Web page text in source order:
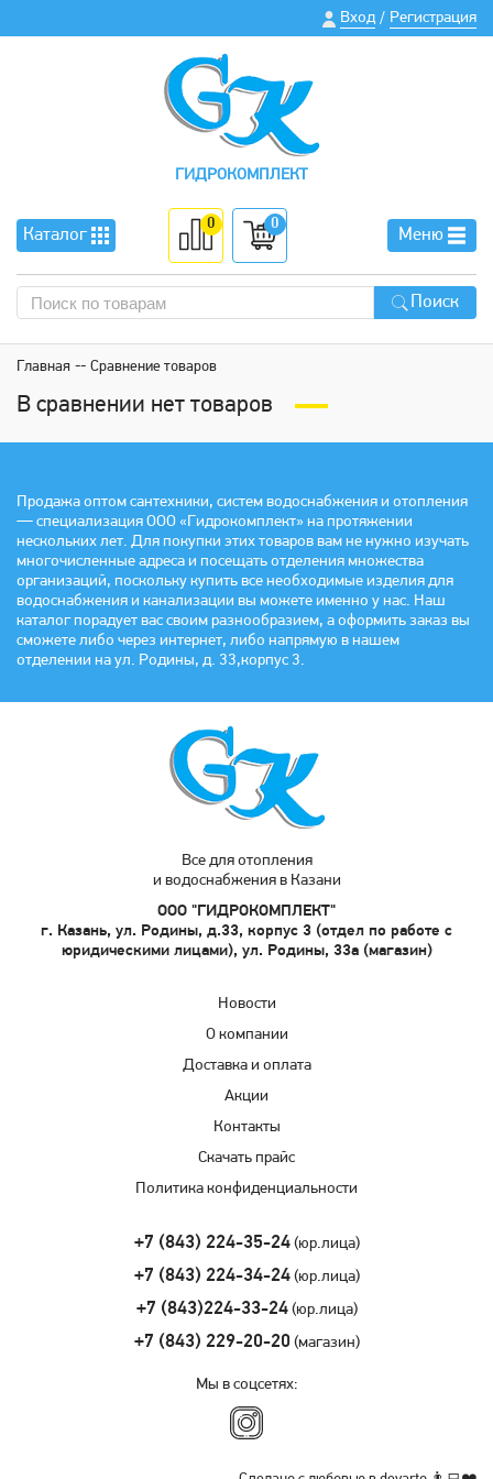
Вход / Регистрация
ГИДРОКОМПЛЕКТ
Каталог
0 0
Меню
Поиск
Главная Сравнение товаров
В сравнении нет товаров
Продажа оптом сантехники, систем водоснабжения и отопления
— специализация ООО «Гидрокомплект» на протяжении
нескольких лет. Для покупки этих товаров вам не нужно изучать
многочисленные адреса и посещать отделения множества
организаций, поскольку купить все необходимые изделия для
водоснабжения и канализации вы можете именно у нас. Наш
каталог порадует вас своим разнообразием, а оформить заказ вы
сможете либо через интернет, либо напрямую в нашем
отделении на ул. Родины, д. 33,корпус 3.
Все для отопления
и водоснабжения в Казани
ООО "ГИДРОКОМПЛЕКТ"
г. Казань, ул. Родины, д.33, корпус 3 (отдел по работе с
юридическими лицами), ул. Родины, 33а (магазин)
Новости
О компании
Доставка и оплата
Акции
Контакты
Скачать прайс
Политика конфиденциальности
+7 (843) 224-35-24(юр.лица)
+7 (843) 224-34-24(юр.лица)
+7 (843)224-33-24(юр.лица)
+7 (843) 229-20-20 (магазин)
Мы в соцсетях: